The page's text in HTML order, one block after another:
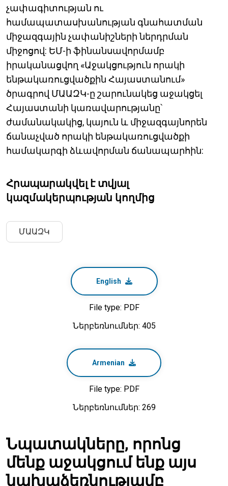
չափագիտության ու
համապատասխանության գնահատման
միջազգային չափանիշների ներդրման
միջոցով: ԵՄ-ի ֆինանսավորմամբ
իրականացվող «Աջակցություն որակի
ենթակառուցվածքին Հայաստանում»
ծրագրով ՄԱԱԶԿ-ը շարունակեց աջակցել
Հայաստանի կառավարությանը՝
ժամանակակից, կայուն և միջազգայնորեն
ճանաչված որակի ենթակառուցվածքի
համակարգի ձևավորման ճանապարհին:
Հրապարակվել է տվյալ
կազմակերպության կողմից
ՄԱԱԶԿ
English
File type: PDF
Ներբեռնումներ: 405
Armenian
File type: PDF
Ներբեռնումներ: 269
Նպատակները, որոնց
մենք աջակցում ենք այս
նախաձեռնությամբ